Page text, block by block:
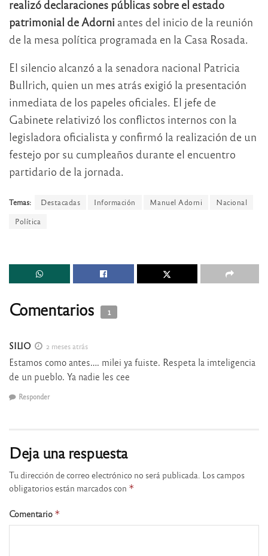
realizó declaraciones públicas sobre el estado
patrimonial de Adorni antes del inicio de la reunión
de la mesa política programada en la Casa Rosada.
El silencio alcanzó a la senadora nacional Patricia
Bullrich, quien un mes atrás exigió la presentación
inmediata de los papeles oficiales. El jefe de
Gabinete relativizó los conflictos internos con la
legisladora oficialista y confirmó la realización de un
festejo por su cumpleaños durante el encuentro
partidario de la jornada.
Temas: Destacadas Información Manuel Adorni
Nacional
Política
Comentarios 1
SILIO 2 meses atrás
Estamos como antes…. milei ya fuiste. Respeta la imteligencia
de un pueblo. Ya nadie les cee
Responder
Deja una respuesta
Tu dirección de correo electrónico no será publicada. Los campos
obligatorios están marcados con *
Comentario *